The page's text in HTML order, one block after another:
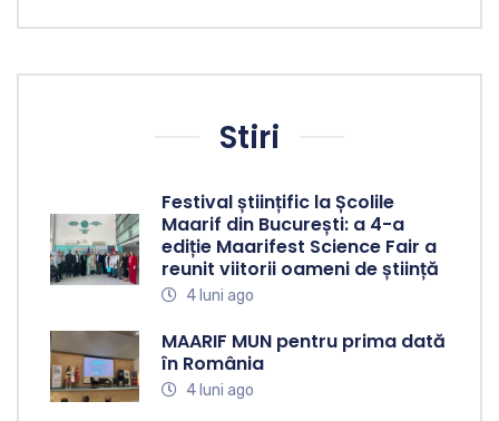
Stiri
Festival științific la Școlile
Maarif din București: a 4-a
ediție Maarifest Science Fair a
reunit viitorii oameni de știință
4 luni ago
MAARIF MUN pentru prima dată
în România
4 luni ago